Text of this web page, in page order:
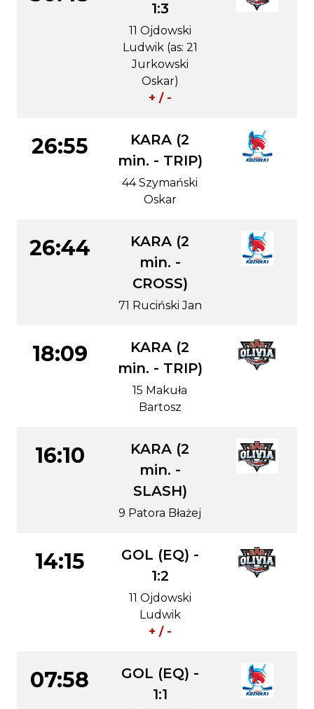
1:3
11 Ojdowski
Ludwik (as: 21
Jurkowski
Oskar)
+ / -
26:55
KARA (2
min. - TRIP)
44 Szymański
Oskar
26:44
KARA (2
min. -
CROSS)
71 Ruciński Jan
18:09
KARA (2
min. - TRIP)
15 Makuła
Bartosz
16:10
KARA (2
min. -
SLASH)
9 Patora Błażej
14:15
GOL (EQ) -
1:2
11 Ojdowski
Ludwik
+ / -
07:58
GOL (EQ) -
1:1